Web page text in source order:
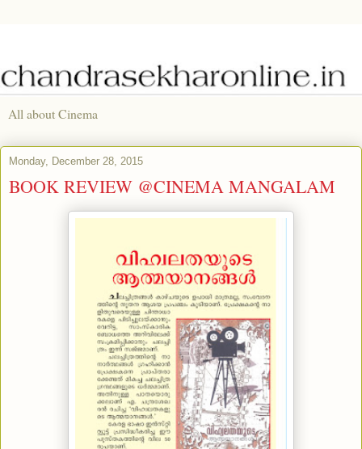
All about Cinema
Monday, December 28, 2015
BOOK REVIEW @CINEMA MANGALAM